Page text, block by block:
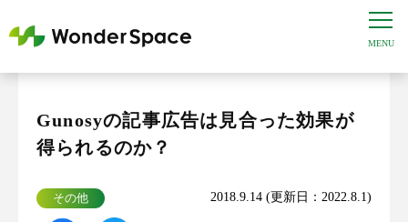
Gunosyの記事広告は見合った効果が
得られるのか？
その他 2018.9.14 (更新日：2022.8.1)